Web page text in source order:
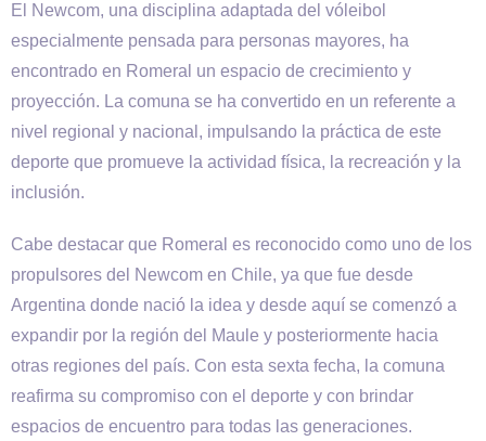
El Newcom, una disciplina adaptada del vóleibol
especialmente pensada para personas mayores, ha
encontrado en Romeral un espacio de crecimiento y
proyección. La comuna se ha convertido en un referente a
nivel regional y nacional, impulsando la práctica de este
deporte que promueve la actividad física, la recreación y la
inclusión.
Cabe destacar que Romeral es reconocido como uno de los
propulsores del Newcom en Chile, ya que fue desde
Argentina donde nació la idea y desde aquí se comenzó a
expandir por la región del Maule y posteriormente hacia
otras regiones del país. Con esta sexta fecha, la comuna
reafirma su compromiso con el deporte y con brindar
espacios de encuentro para todas las generaciones.